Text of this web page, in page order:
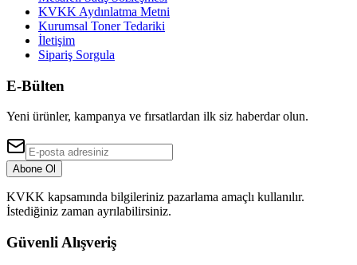
KVKK Aydınlatma Metni
Kurumsal Toner Tedariki
İletişim
Sipariş Sorgula
E-Bülten
Yeni ürünler, kampanya ve fırsatlardan ilk siz haberdar olun.
Abone Ol
KVKK kapsamında bilgileriniz pazarlama amaçlı kullanılır.
İstediğiniz zaman ayrılabilirsiniz.
Güvenli Alışveriş